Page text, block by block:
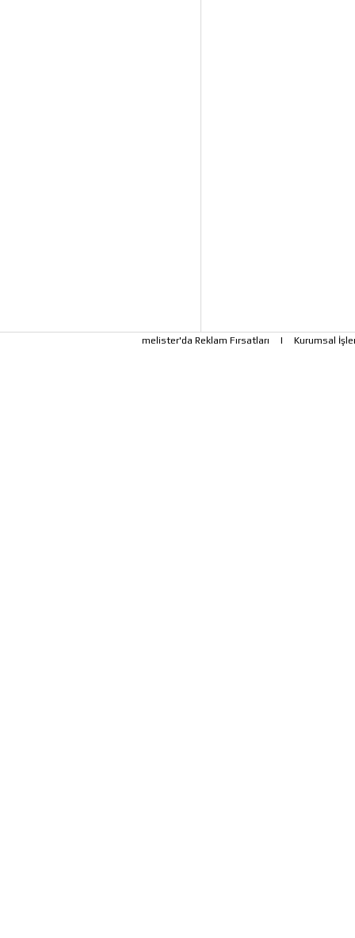
melister'da Reklam Fırsatları | Kurumsal